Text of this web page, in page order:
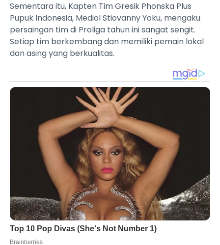
Sementara itu, Kapten Tim Gresik Phonska Plus
Pupuk Indonesia, Mediol Stiovanny Yoku, mengaku
persaingan tim di Proliga tahun ini sangat sengit.
Setiap tim berkembang dan memiliki pemain lokal
dan asing yang berkualitas.